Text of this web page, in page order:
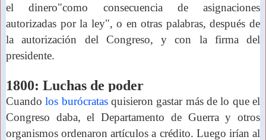
el dinero"como consecuencia de asignaciones
autorizadas por la ley", o en otras palabras, después de
la autorización del Congreso, y con la firma del
presidente.
1800: Luchas de poder
Cuando los burócratas quisieron gastar más de lo que el
Congreso daba, el Departamento de Guerra y otros
organismos ordenaron artículos a crédito. Luego irían al